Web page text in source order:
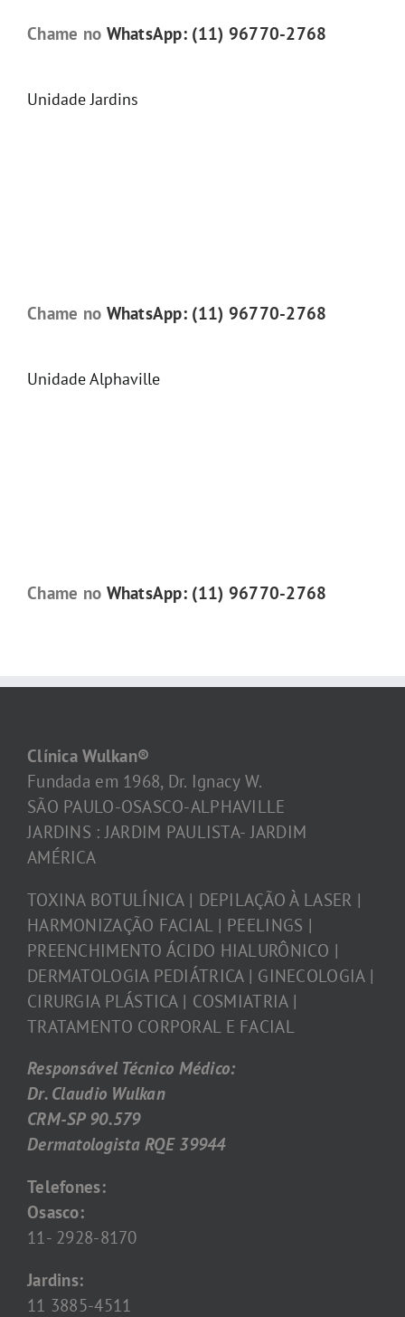
Chame no WhatsApp: (11) 96770-2768
Unidade Jardins
Chame no WhatsApp: (11) 96770-2768
Unidade Alphaville
Chame no WhatsApp: (11) 96770-2768
Clínica Wulkan®
Fundada em 1968, Dr. Ignacy W.
SÃO PAULO-OSASCO-ALPHAVILLE
JARDINS : JARDIM PAULISTA- JARDIM
AMÉRICA
TOXINA BOTULÍNICA | DEPILAÇÃO À LASER |
HARMONIZAÇÃO FACIAL | PEELINGS |
PREENCHIMENTO ÁCIDO HIALURÔNICO |
DERMATOLOGIA PEDIÁTRICA | GINECOLOGIA |
CIRURGIA PLÁSTICA | COSMIATRIA |
TRATAMENTO CORPORAL E FACIAL
Responsável Técnico Médico:
Dr. Claudio Wulkan
CRM-SP 90.579
Dermatologista RQE 39944
Telefones:
Osasco:
11- 2928-8170
Jardins:
11 3885-4511